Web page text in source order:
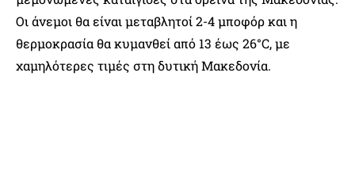
Οι άνεμοι θα είναι μεταβλητοί 2-4 μποφόρ και η
θερμοκρασία θα κυμανθεί από 13 έως 26°C, με
χαμηλότερες τιμές στη δυτική Μακεδονία.